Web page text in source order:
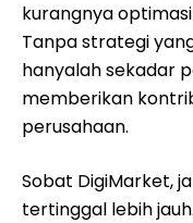
kurangnya
Tanpa strategi
hanyalah sekadar
memberikan
perusahaan.
Sobat DigiMarket,
tertinggal lebih